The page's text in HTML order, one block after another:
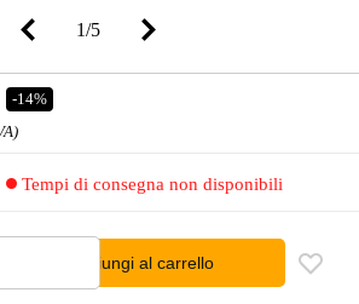
1/5
-14%
Tempi di consegna non disponibili
Aggiungi al carrello